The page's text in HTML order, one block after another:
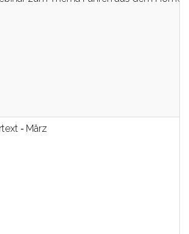
‐ März